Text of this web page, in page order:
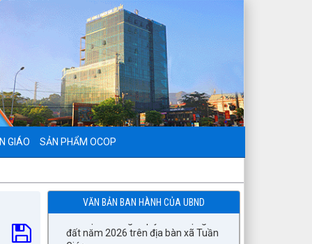
GIÁO SẢN PHẨM OCOP
VĂN BẢN BAN HÀNH CỦA UBND
797./TTPTQĐ-KV2
Về việc đăng tải lên trên Cổng
thông tin điện tử của UBND xã Tuần
Giáo công khai dự thảo phương án
bồi thường, hỗ trợ (đợt 6)công trình:
Hồ bản phủ thuộc dự án cụm
Hồbản Phủ - Nậm Là tỉnh Điện Biên
lượt xem: 44 | lượt tải:33
1872/KH-UBND
Kế hoạch Đấu giá quyền sử dụng
Giáo
lượt xem: 77 | lượt tải:27
252/TB-CTĐG
THÔNG BÁO ĐẤU GIÁ TÀI SẢN